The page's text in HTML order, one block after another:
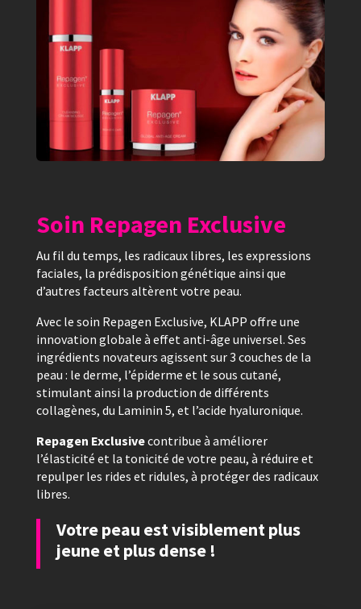
Soin Repagen Exclusive
Au fil du temps, les radicaux libres, les expressions
faciales, la prédisposition génétique ainsi que
d’autres facteurs altèrent votre peau.
Avec le soin Repagen Exclusive, KLAPP offre une
innovation globale à effet anti-âge universel. Ses
ingrédients novateurs agissent sur 3 couches de la
peau : le derme, l’épiderme et le sous cutané,
stimulant ainsi la production de différents
collagènes, du Laminin 5, et l’acide hyaluronique.
Repagen Exclusivecontribue à améliorer
l’élasticité et la tonicité de votre peau, à réduire et
repulper les rides et ridules, à protéger des radicaux
libres.
Votre peau est visiblement plus
jeune et plus dense !